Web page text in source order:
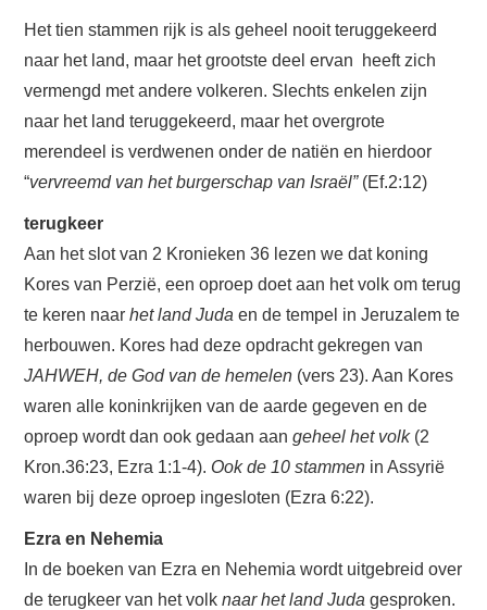
Het tien stammen rijk is als geheel nooit teruggekeerd
naar het land, maar het grootste deel ervan heeft zich
vermengd met andere volkeren. Slechts enkelen zijn
naar het land teruggekeerd, maar het overgrote
merendeel is verdwenen onder de natiën en hierdoor
“vervreemd van het burgerschap van Israël”(Ef.2:12)
terugkeer
Aan het slot van 2 Kronieken 36 lezen we dat koning
Kores van Perzië, een oproep doet aan het volk om terug
te keren naarhet land Juda en de tempel in Jeruzalem te
herbouwen. Kores had deze opdracht gekregen van
JAHWEH, de God van de hemelen (vers 23). Aan Kores
waren alle koninkrijken van de aarde gegeven en de
oproep wordt dan ook gedaan aangeheel het volk(2
Kron.36:23, Ezra 1:1-4). Ook de 10 stammen in Assyrië
waren bij deze oproep ingesloten (Ezra 6:22).
Ezra en Nehemia
In de boeken van Ezra en Nehemia wordt uitgebreid over
de terugkeer van het volknaar het land Juda gesproken.